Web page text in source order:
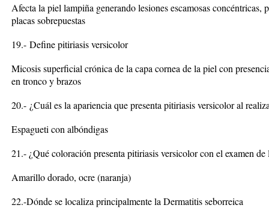
Afecta la piel lampiña generando lesiones escamosas concéntricas,
placas sobrepuestas
19.- Define pitiriasis versicolor
Micosis superficial crónica de la capa cornea de la piel con
en tronco y brazos
20.- ¿Cuál es la apariencia que presenta pitiriasis versicolor al
Espagueti con albóndigas
21.- ¿Qué coloración presenta pitiriasis versicolor con el examen
Amarillo dorado, ocre (naranja)
22.-Dónde se localiza principalmente la Dermatitis seborreica